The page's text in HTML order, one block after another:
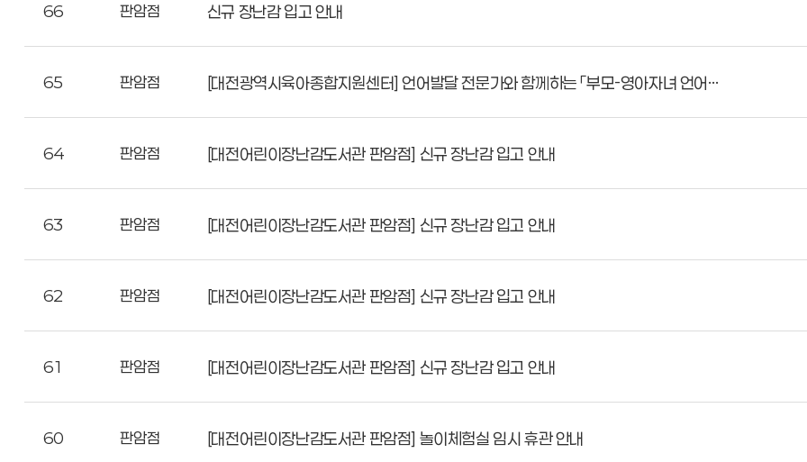
66 판암점 신규 장난감 입고 안내
65 판암점 [대전광역시육아종합지원센터] 언어발달 전문가와 함께하는 「부모-영아자녀 언어…
64 판암점 [대전어린이장난감도서관 판암점] 신규 장난감 입고 안내
63 판암점 [대전어린이장난감도서관 판암점] 신규 장난감 입고 안내
62 판암점 [대전어린이장난감도서관 판암점] 신규 장난감 입고 안내
61 판암점 [대전어린이장난감도서관 판암점] 신규 장난감 입고 안내
60 판암점 [대전어린이장난감도서관 판암점] 놀이체험실 임시 휴관 안내